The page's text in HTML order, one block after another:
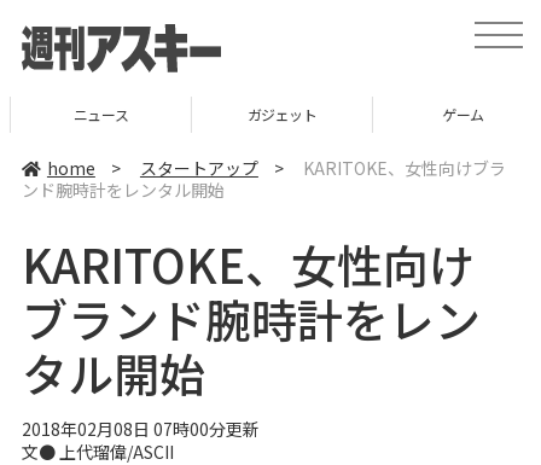
t
o
v
ニュース ガジェット ゲーム
home > スタートアップ >
KARITOKE、女性向けブラ
ンド腕時計をレンタル開始
KARITOKE、女性向け
ブランド腕時計をレン
タル開始
2018年02月08日 07時00分更新
文● 上代瑠偉/ASCII